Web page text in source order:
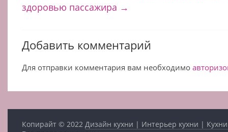
здоровью пассажира →
Добавить комментарий
Для отправки комментария вам необходимо
Копирайт © 2022Дизайн кухни | Интерьер кухни |